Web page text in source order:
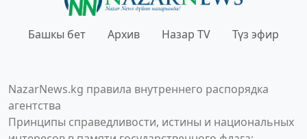
Башкы бет Архив Назар TV Түз эфир
NazarNews.kg правила внутреннего распорядка
агентства
Принципы справедливости, истины и национальных